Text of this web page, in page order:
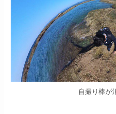
自撮り棒が